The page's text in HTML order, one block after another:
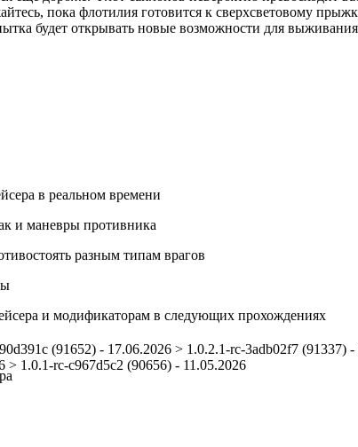
пока флотилия готовится к сверхсветовому
будет открывать новые возможности для
в реальном времени
и маневры противника
разным типам врагов
и модификаторам в следующих прохождениях
(91652) - 17.06.2026 > 1.0.2.1-rc-3adb02f7 (91337)
> 1.0.1-rc-c967d5c2 (90656) - 11.05.2026